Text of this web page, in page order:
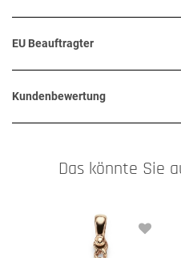
EU Beauftragter
Kundenbewertung
Das könnte Sie